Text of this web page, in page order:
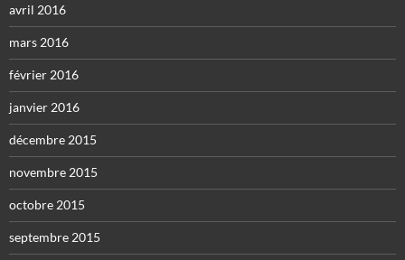
avril 2016
mars 2016
février 2016
janvier 2016
décembre 2015
novembre 2015
octobre 2015
septembre 2015